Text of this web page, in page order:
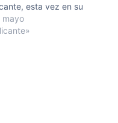
esta vez en su
de ascenso a la 1ª
En ese momento se
mayo